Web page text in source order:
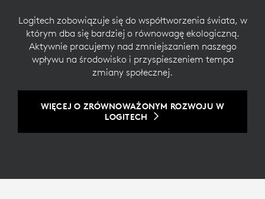
Logitech zobowiązuje się do współtworzenia świata, w
którym dba się bardziej o równowagę ekologiczną.
Aktywnie pracujemy nad zmniejszaniem naszego
wpływu na środowisko i przyspieszeniem tempa
zmiany społecznej.
WIĘCEJ O ZRÓWNOWAŻONYM ROZWOJU W
LOGITECH